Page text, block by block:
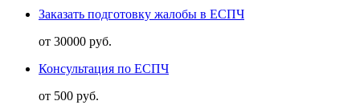
Заказать подготовку жалобы в ЕСПЧ
от 30000 руб.
Консультация по ЕСПЧ
от 500 руб.